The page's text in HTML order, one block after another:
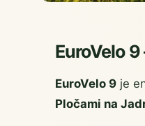
EuroVelo
EuroVelo 9je
Pločami na